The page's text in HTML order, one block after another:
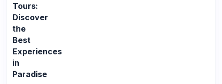
สิ่ง
ที่
นัก
ท่อง
เที่ยว
ต้องการ
ไว้
ใน
Tours:
Discover
the
Best
Experiences
in
Paradise